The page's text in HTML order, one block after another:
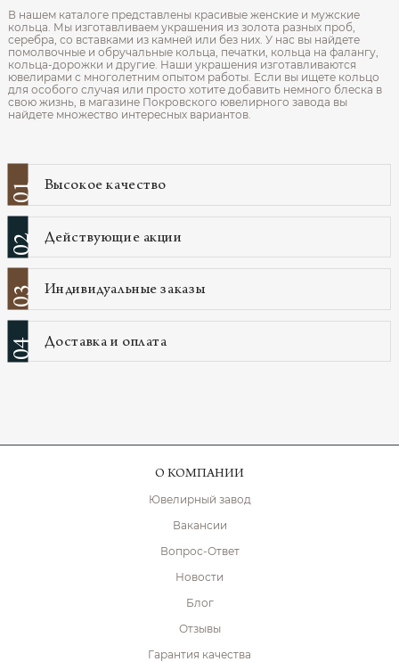
В нашем каталоге представлены красивые женские и мужские
кольца. Мы изготавливаем украшения из золота разных проб,
серебра, со вставками из камней или без них. У нас вы найдете
помолвочные и обручальные кольца, печатки, кольца на фалангу,
кольца-дорожки и другие. Наши украшения изготавливаются
ювелирами с многолетним опытом работы. Если вы ищете кольцо
для особого случая или просто хотите добавить немного блеска в
свою жизнь, в магазине Покровского ювелирного завода вы
найдете множество интересных вариантов.
01 Высокое качество
02 Действующие акции
03 Индивидуальные заказы
04 Доставка и оплата
О КОМПАНИИ
Ювелирный завод
Вакансии
Вопрос-Ответ
Новости
Блог
Отзывы
Гарантия качества